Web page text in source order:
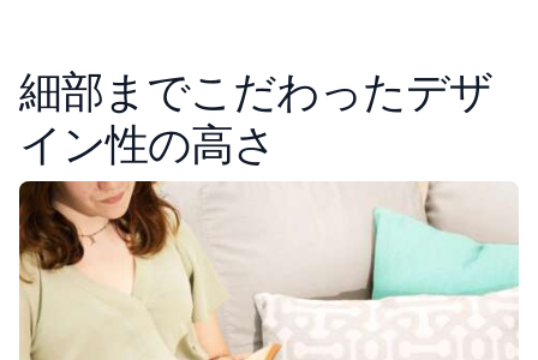
細部までこだわったデザ
イン性の高さ